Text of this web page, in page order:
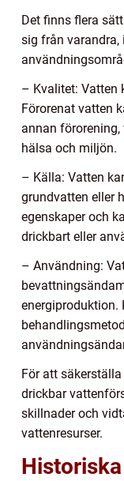
Det finns flera
sig från varandra,
– Kvalitet: Vatten
Förorenat vatten
annan
hälsa och miljön.
– Källa: Vatten
grundvatten eller
egenskaper och
drickbart eller
– Användning:
energiproduktion.
För att
drickbar
skillnader och
vattenresurser.